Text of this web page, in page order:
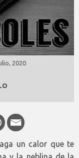
2020
un calor que te